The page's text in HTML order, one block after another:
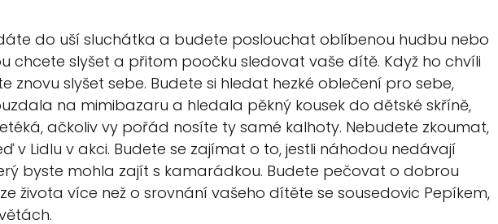
do uší sluchátka a budete poslouchat oblíbenou hudbu nebo
chcete slyšet a přitom poočku sledovat vaše dítě. Když ho chvíli
znovu slyšet sebe. Budete si hledat hezké oblečení pro sebe,
na mimibazaru a hledala pěkný kousek do dětské skříně,
ačkoliv vy pořád nosíte ty samé kalhoty. Nebudete zkoumat,
v Lidlu v akci. Budete se zajímat o to, jestli náhodou nedávají
byste mohla zajít s kamarádkou. Budete pečovat o dobrou
života více než o srovnání vašeho dítěte se sousedovic Pepíkem,